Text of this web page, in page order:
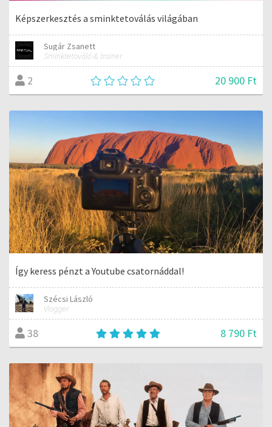
Képszerkesztés a sminktetoválás világában
Sugár Zsanett
Sminktetováló & trainer
2 20 900 Ft
Így keress pénzt a Youtube csatornáddal!
Szécsi László
Vlogger
38 8 790 Ft